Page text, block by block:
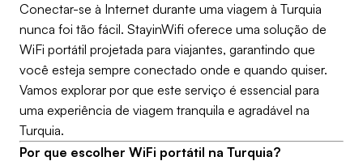
Conectar-se à Internet durante uma viagem à Turquia
nunca foi tão fácil. StayinWifi oferece uma solução de
WiFi portátil projetada para viajantes, garantindo que
você esteja sempre conectado onde e quando quiser.
Vamos explorar por que este serviço é essencial para
uma experiência de viagem tranquila e agradável na
Turquia.
Por que escolher WiFi portátil na Turquia?